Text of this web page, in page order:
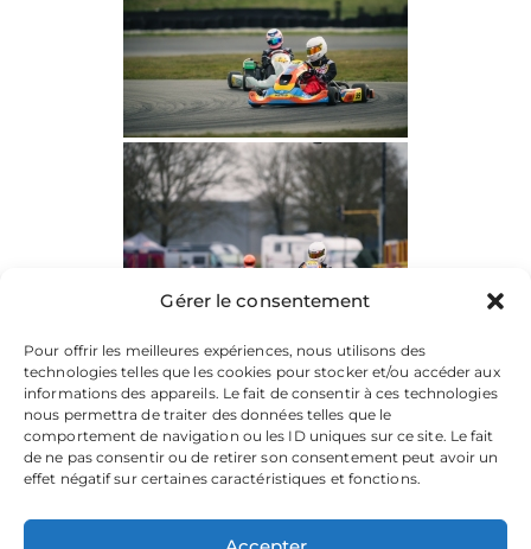
Gérer le consentement
Pour offrir les meilleures expériences, nous utilisons des
technologies telles que les cookies pour stocker et/ou accéder aux
informations des appareils. Le fait de consentir à ces technologies
nous permettra de traiter des données telles que le
comportement de navigation ou les ID uniques sur ce site. Le fait
de ne pas consentir ou de retirer son consentement peut avoir un
effet négatif sur certaines caractéristiques et fonctions.